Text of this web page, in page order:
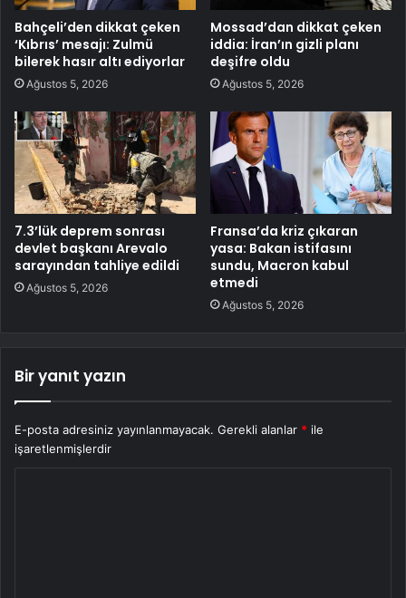
Bahçeli’den dikkat çeken
‘Kıbrıs’ mesajı: Zulmü
bilerek hasır altı ediyorlar
Ağustos 5, 2026
Mossad’dan dikkat çeken
iddia: İran’ın gizli planı
deşifre oldu
Ağustos 5, 2026
7.3’lük deprem sonrası
devlet başkanı Arevalo
sarayından tahliye edildi
Ağustos 5, 2026
Fransa’da kriz çıkaran
yasa: Bakan istifasını
sundu, Macron kabul
etmedi
Ağustos 5, 2026
Bir yanıt yazın
E-posta adresiniz yayınlanmayacak. Gerekli alanlar * ile
işaretlenmişlerdir